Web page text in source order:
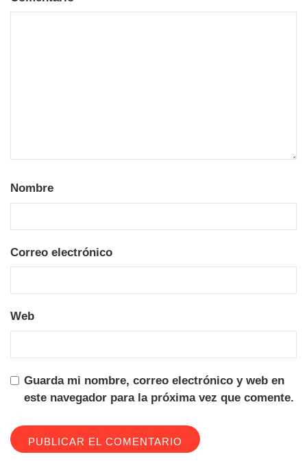
Nombre
Correo electrónico
Web
Guarda mi nombre, correo electrónico y web en
este navegador para la próxima vez que comente.